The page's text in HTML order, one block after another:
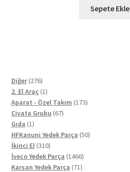
Sepete Ekle
Diğer 276276
ürün
2. El Araç 11
ürün
Aparat - Özel Takım 173173
Civata Grubu 6767
Gıda 11
ürün
HFKanuni Yedek Parça 5050
İkinci El 310310
ürün
İveco Yedek Parça 14661466
ürün
Karsan Yedek Parça 7171